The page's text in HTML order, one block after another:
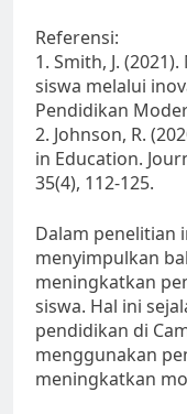
Referensi:
1. Smith, J.
siswa melalui
Pendidikan
2. Johnson, R.
in Education.
35(4), 112-125.
Dalam penelitian
menyimpulkan
meningkatkan
siswa. Hal ini
pendidikan di
menggunakan
meningkatkan